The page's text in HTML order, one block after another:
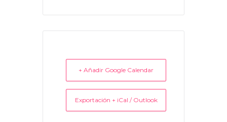
+ Añadir Google Calendar
Exportación + iCal / Outlook